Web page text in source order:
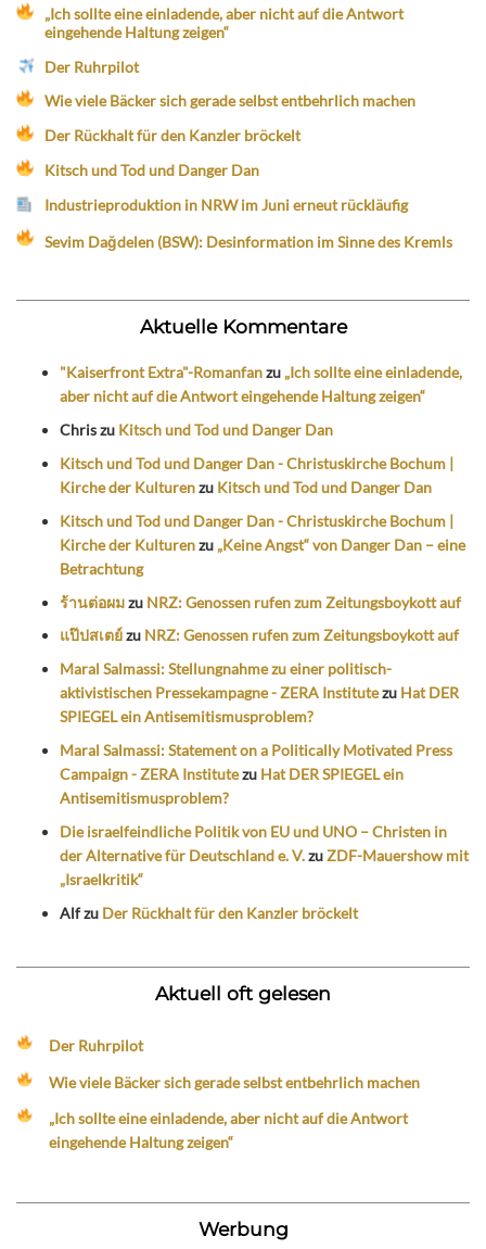
„Ich sollte eine einladende, aber nicht auf die Antwort
eingehende Haltung zeigen“
Der Ruhrpilot
Wie viele Bäcker sich gerade selbst entbehrlich machen
Der Rückhalt für den Kanzler bröckelt
Kitsch und Tod und Danger Dan
Industrieproduktion in NRW im Juni erneut rückläufig
Sevim Dağdelen (BSW): Desinformation im Sinne des Kremls
Aktuelle Kommentare
"Kaiserfront Extra"-Romanfanzu „Ich sollte eine einladende,
aber nicht auf die Antwort eingehende Haltung zeigen“
Chriszu Kitsch und Tod und Danger Dan
Kitsch und Tod und Danger Dan - Christuskirche Bochum |
Kirche der Kulturenzu Kitsch und Tod und Danger Dan
Kitsch und Tod und Danger Dan - Christuskirche Bochum |
Kirche der Kulturenzu „Keine Angst“ von Danger Dan – eine
Betrachtung
ร้านต่อผมzu NRZ: Genossen rufen zum Zeitungsboykott auf
แป๊ปสเตย์zu NRZ: Genossen rufen zum Zeitungsboykott auf
Maral Salmassi: Stellungnahme zu einer politisch-
aktivistischen Pressekampagne - ZERA Institutezu Hat DER
SPIEGEL ein Antisemitismusproblem?
Maral Salmassi: Statement on a Politically Motivated Press
Campaign - ZERA Institutezu Hat DER SPIEGEL ein
Antisemitismusproblem?
Die israelfeindliche Politik von EU und UNO – Christen in
der Alternative für Deutschland e. V.zuZDF-Mauershow mit
„Israelkritik“
Alfzu Der Rückhalt für den Kanzler bröckelt
Aktuell oft gelesen
Der Ruhrpilot
Wie viele Bäcker sich gerade selbst entbehrlich machen
„Ich sollte eine einladende, aber nicht auf die Antwort
eingehende Haltung zeigen“
Werbung